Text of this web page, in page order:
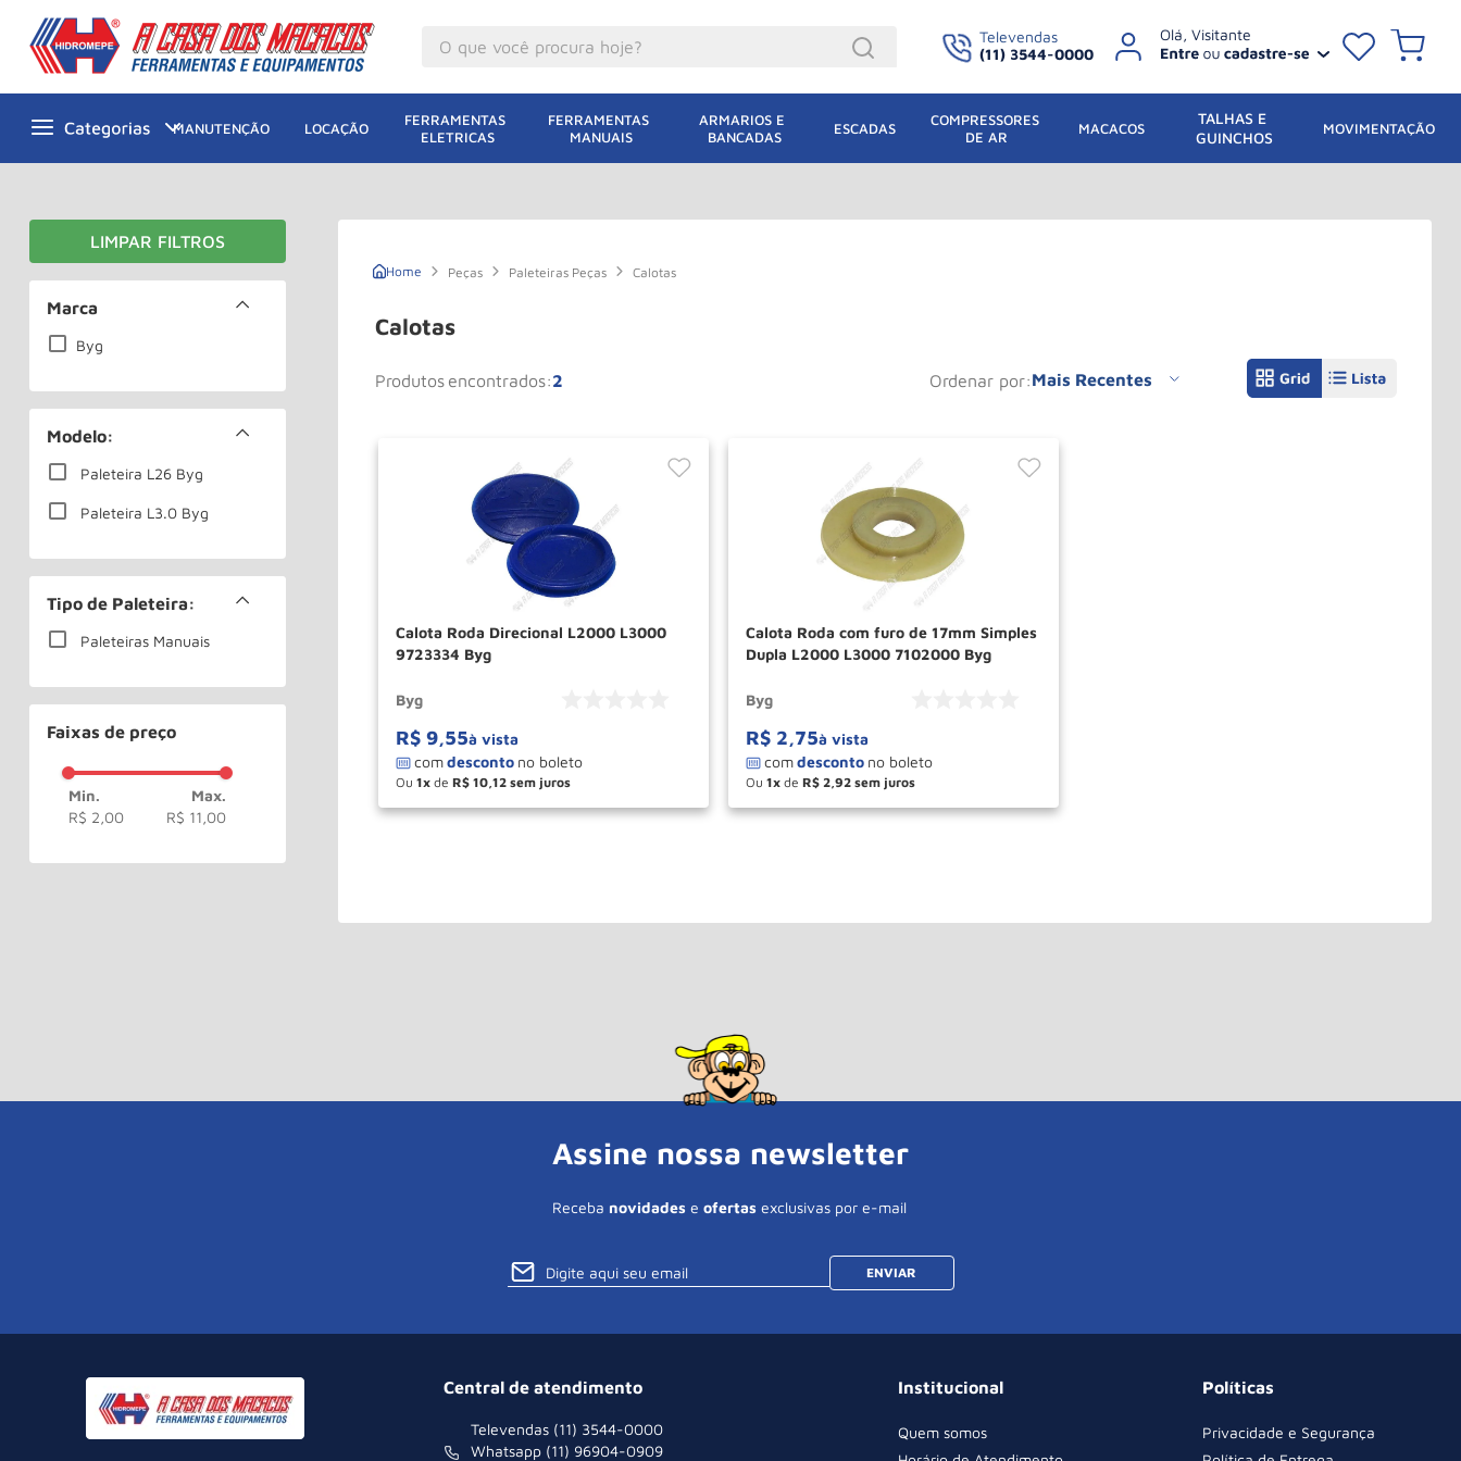
Televendas
(11) 3544-0000
MANUTENÇÃO LOCAÇÃO
FERRAMENTAS
ELETRICAS
FERRAMENTAS
MANUAIS
ARMARIOS E
BANCADAS
ESCADAS
COMPRESSORES
DE AR
MACACOS
TALHAS E
GUINCHOS
MOVIMENTAÇÃO
Marca
Byg
Modelo:
Paleteira L26 Byg
Paleteira L3.0 Byg
Tipo de Paleteira:
Paleteiras Manuais
Faixas de preço
R$ 2,00 R$ 11,00
Peças Paleteiras Peças Calotas
Calotas
2
Produtos ordenar por Mais Recentes
Calota Roda Direcional L2000 L3000
9723334 Byg
Byg
R$ 9,55à vista
Ou 1 de R$ 10, 12
＋
－ COMPRAR
Calota Roda com furo de 17mm Simples
Dupla L2000 L3000 7102000 Byg
Byg
R$ 2,75à vista
Ou 1 de R$ 2, 92
＋
－ COMPRAR
Assine nossa newsletter
Receba novidades e ofertas exclusivas por e-mail
ENVIAR
Central de atendimento
Televendas (11) 3544-0000
Whatsapp (11) 96904-0909
Institucional
Quem somos
Políticas
Privacidade e Segurança
1º Macacos
º Guincho
8 º Talha